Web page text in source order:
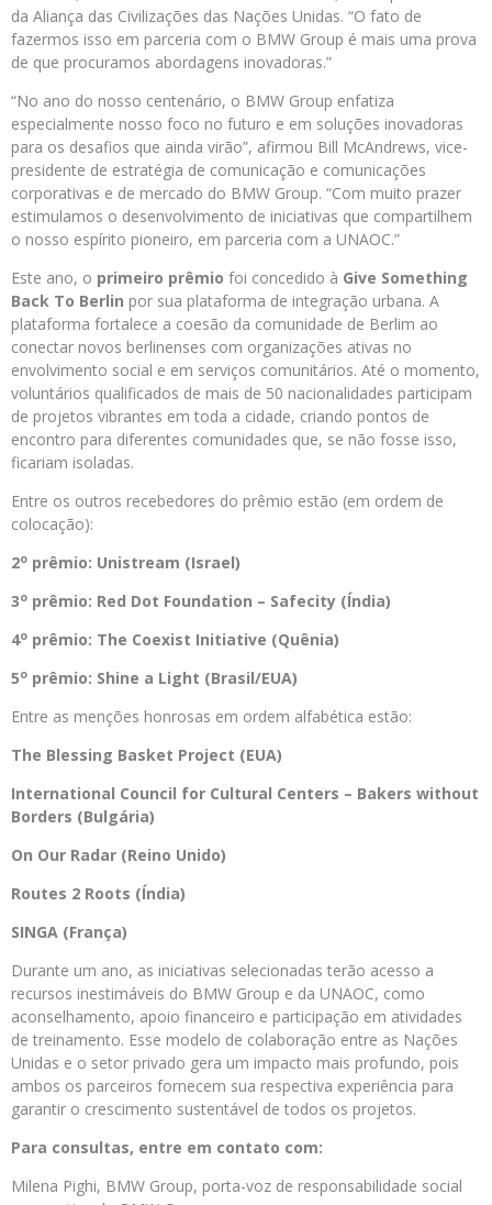
da Aliança das Civilizações das Nações Unidas. “O fato de
fazermos isso em parceria com o BMW Group é mais uma prova
de que procuramos abordagens inovadoras.”
“No ano do nosso centenário, o BMW Group enfatiza
especialmente nosso foco no futuro e em soluções inovadoras
para os desafios que ainda virão”, afirmou Bill McAndrews, vice-
presidente de estratégia de comunicação e comunicações
corporativas e de mercado do BMW Group. “Com muito prazer
estimulamos o desenvolvimento de iniciativas que compartilhem
o nosso espírito pioneiro, em parceria com a UNAOC.”
Este ano, o primeiro prêmio foi concedido à Give Something
Back To Berlin por sua plataforma de integração urbana. A
plataforma fortalece a coesão da comunidade de Berlim ao
conectar novos berlinenses com organizações ativas no
envolvimento social e em serviços comunitários. Até o momento,
voluntários qualificados de mais de 50 nacionalidades participam
de projetos vibrantes em toda a cidade, criando pontos de
encontro para diferentes comunidades que, se não fosse isso,
ficariam isoladas.
Entre os outros recebedores do prêmio estão (em ordem de
colocação):
2o prêmio: Unistream (Israel)
3o prêmio: Red Dot Foundation – Safecity (Índia)
4o prêmio: The Coexist Initiative (Quênia)
5o prêmio: Shine a Light (Brasil/EUA)
Entre as menções honrosas em ordem alfabética estão:
The Blessing Basket Project (EUA)
International Council for Cultural Centers – Bakers without
Borders (Bulgária)
On Our Radar (Reino Unido)
Routes 2 Roots (Índia)
SINGA (França)
Durante um ano, as iniciativas selecionadas terão acesso a
recursos inestimáveis do BMW Group e da UNAOC, como
aconselhamento, apoio financeiro e participação em atividades
de treinamento. Esse modelo de colaboração entre as Nações
Unidas e o setor privado gera um impacto mais profundo, pois
ambos os parceiros fornecem sua respectiva experiência para
garantir o crescimento sustentável de todos os projetos.
Para consultas, entre em contato com:
Milena Pighi, BMW Group, porta-voz de responsabilidade social